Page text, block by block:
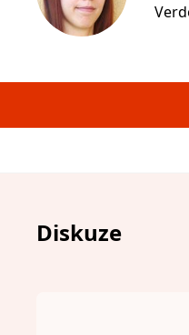
Diskuze